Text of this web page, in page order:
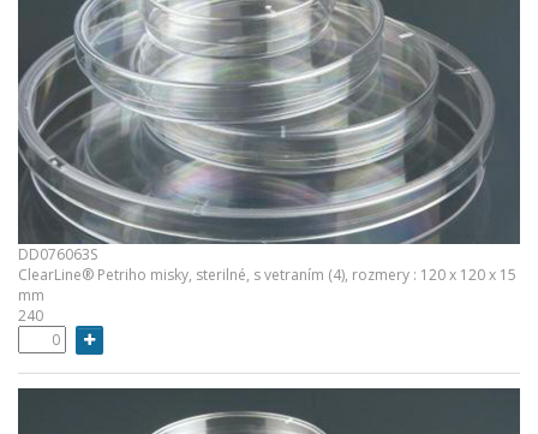
DD076063S
ClearLine® Petriho misky, sterilné, s vetraním (4), rozmery : 120 x 120 x 15
mm
240